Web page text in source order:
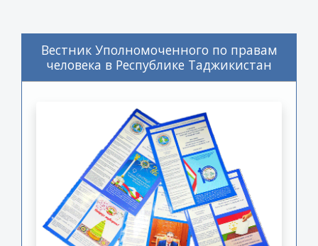
Вестник Уполномоченного по правам
человека в Республике Таджикистан